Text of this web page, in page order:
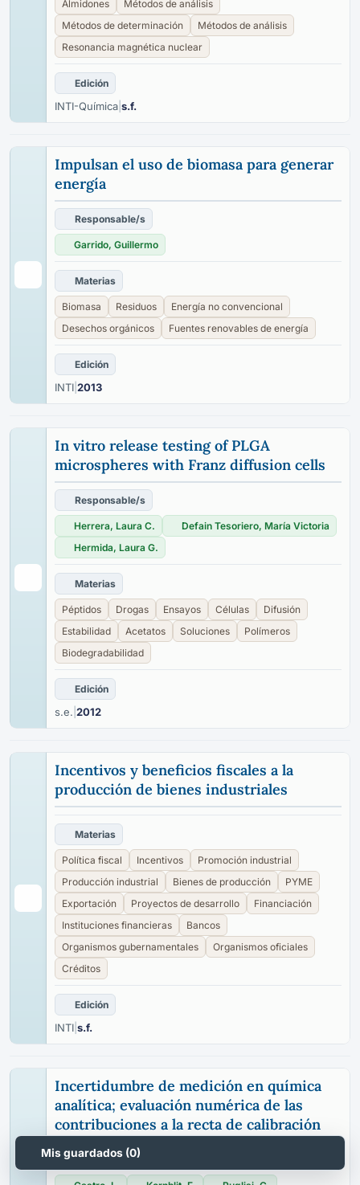
Almidones
Métodos de análisis
Métodos de determinación
Métodos de análisis
Resonancia magnética nuclear
Edición
INTI-Química s.f.
Impulsan el uso de biomasa para generar
energía
Responsable/s
Garrido, Guillermo
Materias
Biomasa Residuos
Energía no convencional
Desechos orgánicos
Fuentes renovables de energía
Edición
INTI 2013
In vitro release testing of PLGA
microspheres with Franz diffusion cells
Responsable/s
Herrera, Laura C.
Defain Tesoriero, María Victoria
Hermida, Laura G.
Materias
Péptidos Drogas Ensayos Células
Difusión
Estabilidad
Acetatos Soluciones
Polímeros
Biodegradabilidad
Edición
s.e. 2012
Incentivos y beneficios fiscales a la
producción de bienes industriales
Materias
Política fiscal Incentivos
Promoción industrial
Producción industrial
Bienes de producción
PYME
Exportación
Proyectos de desarrollo
Financiación
Instituciones financieras
Bancos
Organismos gubernamentales
Organismos oficiales
Créditos
Edición
INTI s.f.
Incertidumbre de medición en química
analítica; evaluación numérica de las
contribuciones a la recta de calibración
Responsable/s
Mis guardados (0)